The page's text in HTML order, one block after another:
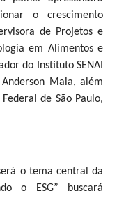
o crescimento
de Projetos e
em Alimentos e
do Instituto SENAI
Maia, além
de São Paulo,
o tema central da
o ESG” buscará